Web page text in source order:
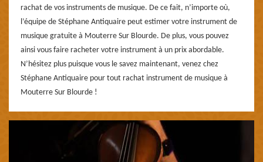
rachat de vos instruments de musique. De ce fait, n’importe où,
l’équipe de Stéphane Antiquaire peut estimer votre instrument de
musique gratuite à Mouterre Sur Blourde. De plus, vous pouvez
ainsi vous faire racheter votre instrument à un prix abordable.
N’hésitez plus puisque vous le savez maintenant, venez chez
Stéphane Antiquaire pour tout rachat instrument de musique à
Mouterre Sur Blourde !